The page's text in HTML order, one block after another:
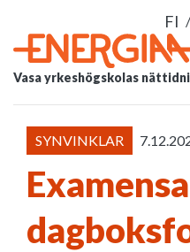
FI
Vasa yrkeshögskolas
SYNVINKLAR